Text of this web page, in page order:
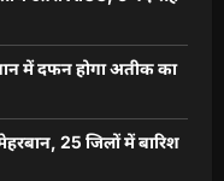
में दफन होगा अतीक का
25 जिलों में बारिश